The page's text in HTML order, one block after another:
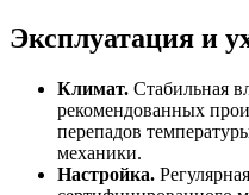
Эксплуатация и
Климат. Стабильная
рекомендованных
перепадов
механики.
Настройка.